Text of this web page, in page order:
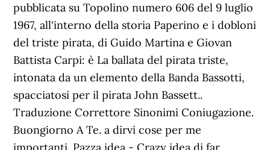
pubblicata su Topolino numero 606 del 9 luglio
1967, all'interno della storia Paperino e i dobloni
del triste pirata, di Guido Martina e Giovan
Battista Carpi: è La ballata del pirata triste,
intonata da un elemento della Banda Bassotti,
spacciatosi per il pirata John Bassett..
Traduzione Correttore Sinonimi Coniugazione.
Buongiorno A Te. a dirvi cose per me